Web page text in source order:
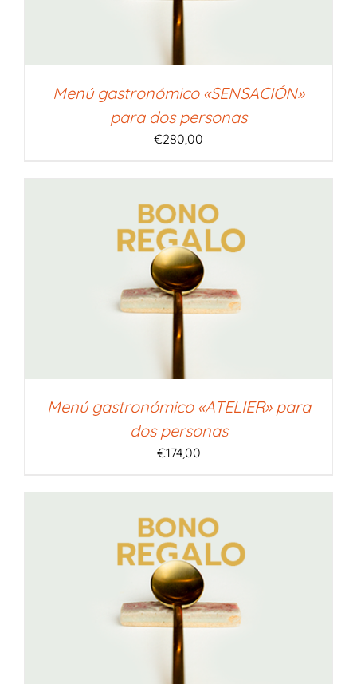
Menú gastronómico «SENSACIÓN»
para dos personas
€280,00
Menú gastronómico «ATELIER» para
dos personas
€174,00